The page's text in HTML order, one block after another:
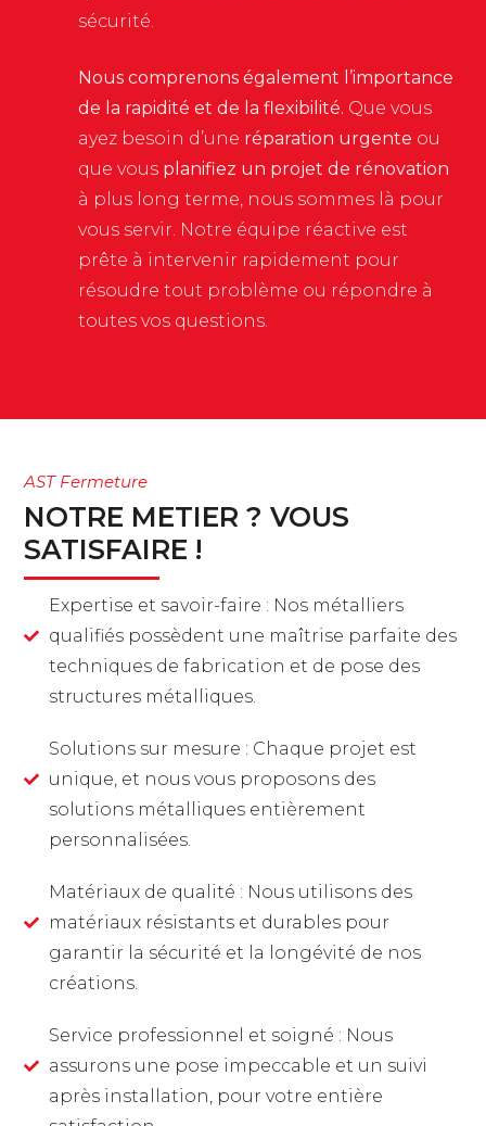
sécurité.
Nous comprenons également l’importance
de la rapidité et de la flexibilité. Que vous
ayez besoin d’une réparation urgente ou
que vous planifiez un projet de rénovation
à plus long terme, nous sommes là pour
vous servir. Notre équipe réactive est
prête à intervenir rapidement pour
résoudre tout problème ou répondre à
toutes vos questions.
AST Fermeture
NOTRE METIER ? VOUS
SATISFAIRE !
Expertise et savoir-faire : Nos métalliers
qualifiés possèdent une maîtrise parfaite des
techniques de fabrication et de pose des
structures métalliques.
Solutions sur mesure : Chaque projet est
unique, et nous vous proposons des
solutions métalliques entièrement
personnalisées.
Matériaux de qualité : Nous utilisons des
matériaux résistants et durables pour
garantir la sécurité et la longévité de nos
créations.
Service professionnel et soigné : Nous
assurons une pose impeccable et un suivi
après installation, pour votre entière